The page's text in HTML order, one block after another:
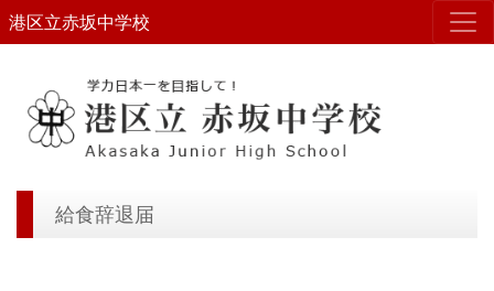
港区立赤坂中学校
給食辞退届